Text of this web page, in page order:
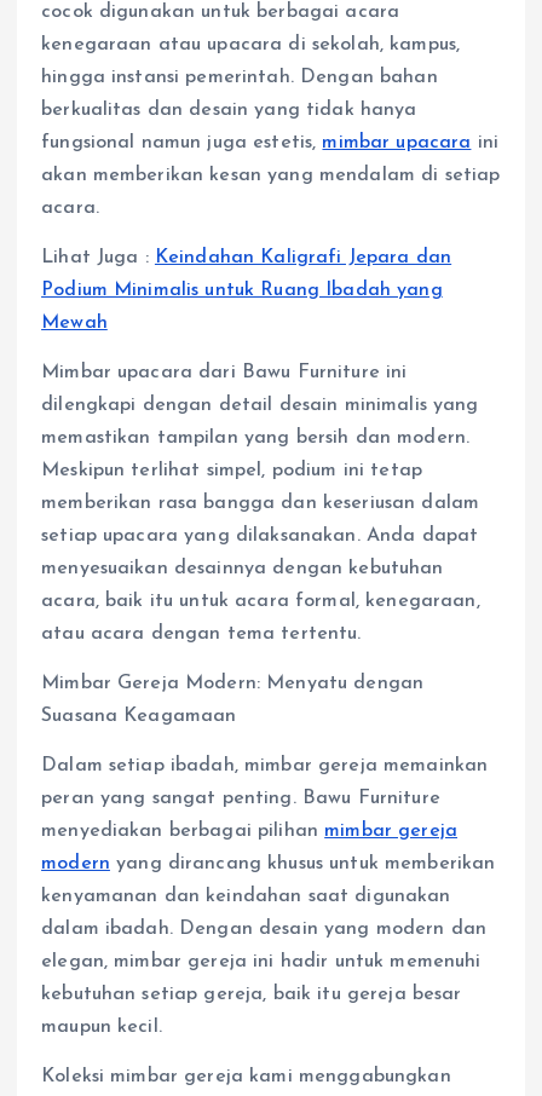
cocok digunakan untuk berbagai acara
kenegaraan atau upacara di sekolah, kampus,
hingga instansi pemerintah. Dengan bahan
berkualitas dan desain yang tidak hanya
fungsional namun juga estetis, mimbar upacara ini
akan memberikan kesan yang mendalam di setiap
acara.
Lihat Juga : Keindahan Kaligrafi Jepara dan
Podium Minimalis untuk Ruang Ibadah yang
Mewah
Mimbar upacara dari Bawu Furniture ini
dilengkapi dengan detail desain minimalis yang
memastikan tampilan yang bersih dan modern.
Meskipun terlihat simpel, podium ini tetap
memberikan rasa bangga dan keseriusan dalam
setiap upacara yang dilaksanakan. Anda dapat
menyesuaikan desainnya dengan kebutuhan
acara, baik itu untuk acara formal, kenegaraan,
atau acara dengan tema tertentu.
Mimbar Gereja Modern: Menyatu dengan
Suasana Keagamaan
Dalam setiap ibadah, mimbar gereja memainkan
peran yang sangat penting. Bawu Furniture
menyediakan berbagai pilihan mimbar gereja
modern yang dirancang khusus untuk memberikan
kenyamanan dan keindahan saat digunakan
dalam ibadah. Dengan desain yang modern dan
elegan, mimbar gereja ini hadir untuk memenuhi
kebutuhan setiap gereja, baik itu gereja besar
maupun kecil.
Koleksi mimbar gereja kami menggabungkan